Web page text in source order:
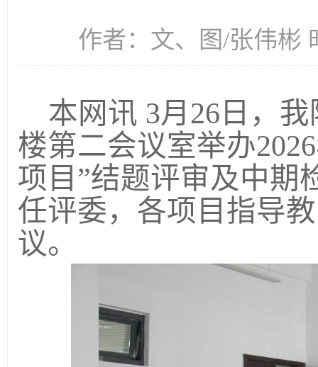
作者：文、图/张伟彬
本网讯 3月 26 日，
楼第二会议室举办2026
项目 ”结题评审及中期
任评委，各项目指导
议。